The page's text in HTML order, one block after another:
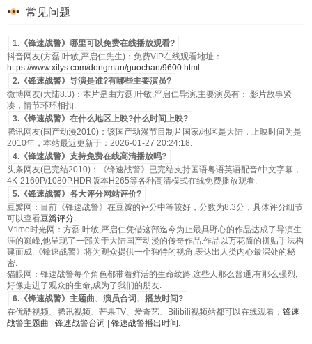
常见问题
1.《锋速战警》哪里可以免费在线播放观看?
抖音网友(方磊,叶敏,严启仁先生)：免费VIP在线观看地址：
https://www.xilys.com/dongman/guochan/9600.html
2.《锋速战警》导演是谁?有哪些主要演员?
微博网友(大陆8.3)：本片是由方磊,叶敏,严启仁导演,主要演员有：.影片故事紧
凑，情节环环相扣.
3.《锋速战警》在什么地区上映?什么时间上映?
腾讯网友(国产动漫2010)：该国产动漫节目制片国家/地区是大陆，上映时间为是
2010年，本站最近更新于：2026-01-27 20:24:18.
4.《锋速战警》支持免费在线高清播放吗?
头条网友(已完结2010)：《锋速战警》已完结支持国语粤语英语配音/中文字幕，
4K-2160P/1080P,HDR版本H265等各种高清模式在线免费播放观看.
5.《锋速战警》各大评分网站评价?
豆瓣网：目前《锋速战警》在豆瓣的评分中等较好，分数为8.3分，具体评分细节
可以查看豆瓣评分.
Mtime时光网：方磊,叶敏,严启仁凭借这部迄今为止最具野心的作品达成了导演生
涯的巅峰,他呈现了一部关于大陆国产动漫的传奇作品.作品以万花筒的拼贴手法构
建而成,《锋速战警》将为观众提供一个独特的视角,表达出人类内心最深处的秘
密.
猫眼网：锋速战警每个角色都带着鲜活的生命纹路,这些人那么普通,有那么强烈,
好像走进了观众的生命,成为了我们的朋友.
6.《锋速战警》主题曲、演员台词、播放时间?
在优酷视频、腾讯视频、芒果TV、爱奇艺、Bilibili视频站都可以在线观看： 锋速
战警主题曲
锋速战警台词 锋速战警播出时间 .